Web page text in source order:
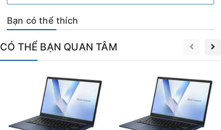
- Không bán giá quá rẻ quá hời.
Bạn có thể thích
CÓ THỂ BẠN QUAN TÂM